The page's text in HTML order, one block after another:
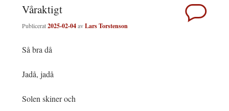
Våraktigt
Publicerat2025-02-04avLars Torstenson
Så bra då
Jadå, jadå
Solen skiner och